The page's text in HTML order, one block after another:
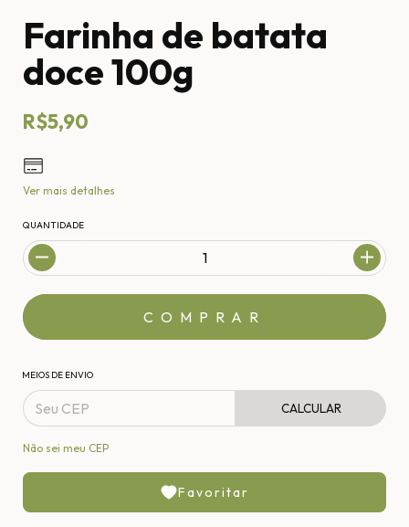
Farinha de batata
doce 100g
R$5,90
Ver mais detalhes
QUANTIDADE
MEIOS DE ENVIO
CALCULAR
Não sei meu CEP
Favoritar